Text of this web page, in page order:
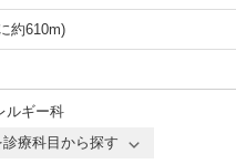
約610m)
ルギー科
療科目から探す